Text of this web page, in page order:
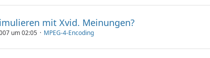
mit Xvid. Meinungen?
um 02:05 MPEG-4-Encoding